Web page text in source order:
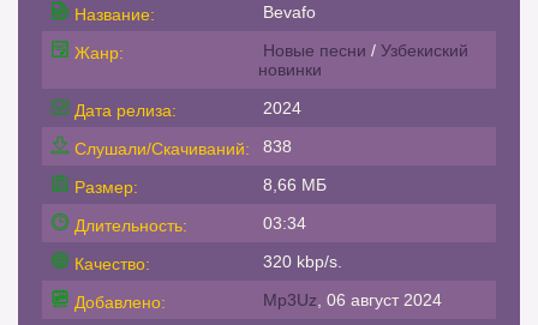
Название: Bevafo
Жанр: Новые песни / Узбекиский
новинки
Дата релиза: 2024
Слушали/Скачиваний: 838
Размер: 8,66 МБ
Длительность: 03:34
Качество: 320 kbp/s.
Добавлено: Mp3Uz , 06 август 2024